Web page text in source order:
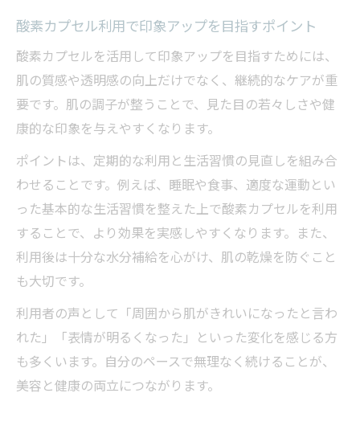
酸素カプセル利用で印象アップを目指すポイント
酸素カプセルを活用して印象アップを目指すためには、
肌の質感や透明感の向上だけでなく、継続的なケアが重
要です。肌の調子が整うことで、見た目の若々しさや健
康的な印象を与えやすくなります。
ポイントは、定期的な利用と生活習慣の見直しを組み合
わせることです。例えば、睡眠や食事、適度な運動とい
った基本的な生活習慣を整えた上で酸素カプセルを利用
することで、より効果を実感しやすくなります。また、
利用後は十分な水分補給を心がけ、肌の乾燥を防ぐこと
も大切です。
利用者の声として「周囲から肌がきれいになったと言わ
れた」「表情が明るくなった」といった変化を感じる方
も多くいます。自分のペースで無理なく続けることが、
美容と健康の両立につながります。